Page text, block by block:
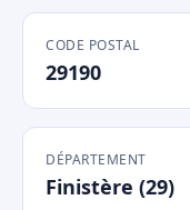
CODE POSTAL
29190
DÉPARTEMENT
Finistère (29)